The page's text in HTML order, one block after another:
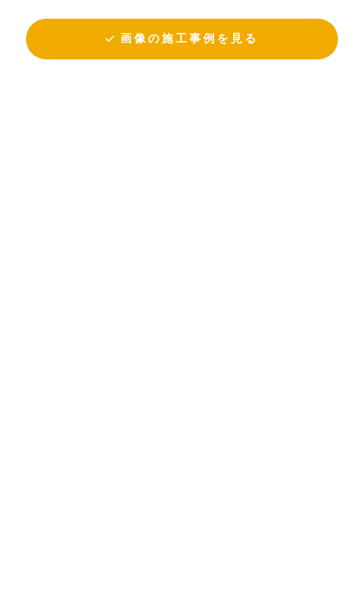
画像の施工事例を見る